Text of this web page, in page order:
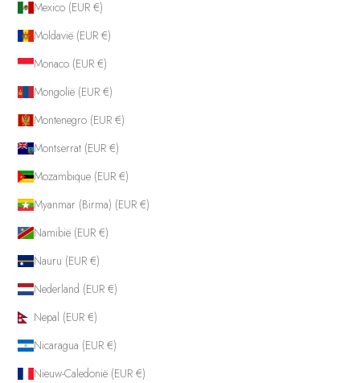
Mexico (EUR €)
Moldavië (EUR €)
Monaco (EUR €)
Mongolië (EUR €)
Montenegro (EUR €)
Montserrat (EUR €)
Mozambique (EUR €)
Myanmar (Birma) (EUR €)
Namibië (EUR €)
Nauru (EUR €)
Nederland (EUR €)
Nepal (EUR €)
Nicaragua (EUR €)
Nieuw-Caledonië (EUR €)